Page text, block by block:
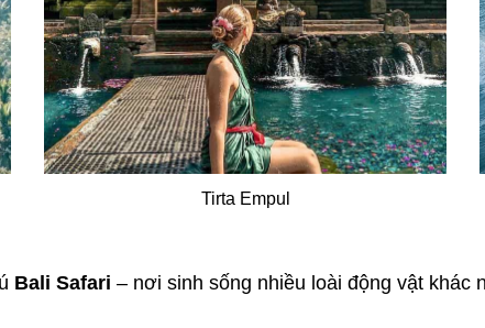
Tirta Empul
Bali Safari – nơi sinh sống nhiều loài động vật khác